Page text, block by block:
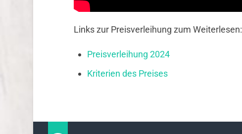
Links zur Preisverleihung zum Weiterlesen:
Preisverleihung 2024
Kriterien des Preises